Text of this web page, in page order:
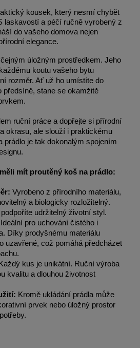
kousek, který nesmí chybět
laskavostí a péčí ručně vyrobený z
do vašeho domova nejen
elegance.
úložným prostředkem. Jeho
koutu vašeho bytu
rozměr. Ať už ho umístíte do
předsíně, stane se okamžitě
ruční práce a dopřejte si přírodní
okrasu, ale slouží i praktickému
prádlo je tak dokonalým spojením
mít proutěný koš na prádlo:
Vyrobeno z přírodního materiálu,
a biologicky rozložitelný.
udržitelný životní styl.
Ideální pro uchování čistého i
Díky prodyšnému materiálu
uzavřené, což pomáhá předcházet
Každý kus je unikátní. Ruční výroba
kvalitu a dlouhou životnost
Kromě ukládání prádla může
prvek nebo úložný prostor